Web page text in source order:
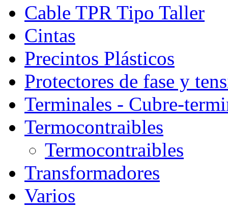
Cable TPR Tipo Taller
Cintas
Precintos Plásticos
Protectores de fase y
Terminales - Cubre-
Termocontraibles
Termocontraibles
Transformadores
Varios